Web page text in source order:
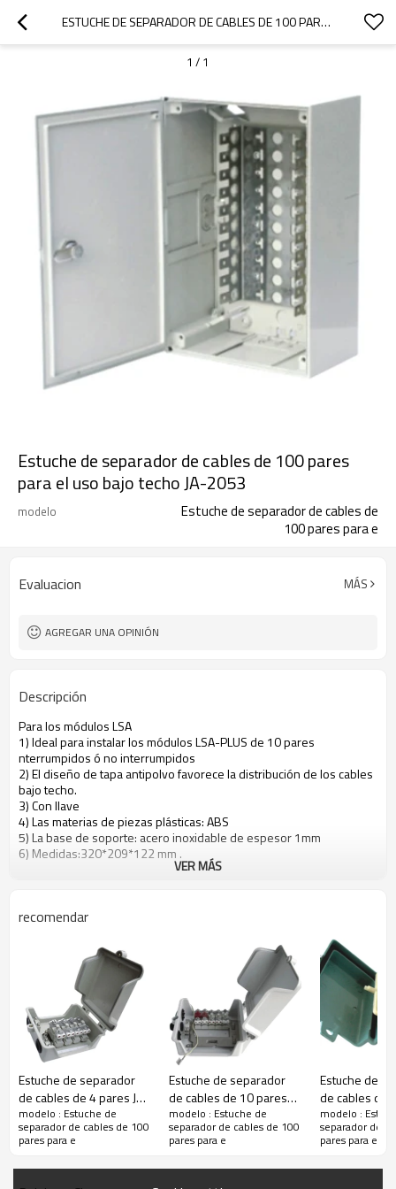
ESTUCHE DE SEPARADOR DE CABLES DE 100 PARES PARA EL USO BAJO TECHO JA-2053
1 / 1
Estuche de separador de cables de 100 pares
para el uso bajo techo JA-2053
modelo
Estuche de separador de cables de
100 pares para e
Evaluacion MÁS
AGREGAR UNA OPINIÓN
Descripción
Para los módulos LSA
1) Ideal para instalar los módulos LSA-PLUS de 10 pares
nterrumpidos ó no interrumpidos
2) El diseño de tapa antipolvo favorece la distribución de los cables
bajo techo.
3) Con llave
4) Las materias de piezas plásticas: ABS
5) La base de soporte: acero inoxidable de espesor 1mm
6) Medidas:320*209*122 mm .
VER MÁS
recomendar
Estuche de separador
de cables de 4 pares JA-
2062
modelo : Estuche de
separador de cables de 100
pares para e
Estuche de separador
de cables de 10 pares
JA-2065
modelo : Estuche de
separador de cables de 100
pares para e
Estuche de
de cables de
5 pares JA-
modelo :
separador de
pares para e